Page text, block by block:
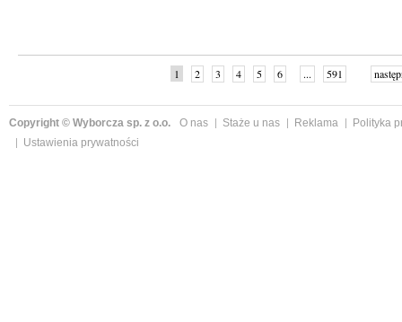
1 2 3 4 5 6 ... 591
Copyright © Wyborcza sp. z o.o. O nas Staże u nas Reklama
Polityka
Ustawienia prywatności